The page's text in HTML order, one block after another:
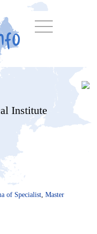
Institute
of Specialist, Master